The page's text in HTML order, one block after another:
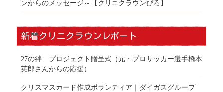
ンからのメッセージ～【クリニクラウンぴろ】
新着クリニクラウンレポート
27の絆 プロジェクト贈呈式（元・プロサッカー選手橋本
英郎さんからの応援）
クリスマスカード作成ボランティア｜ダイガスグループ